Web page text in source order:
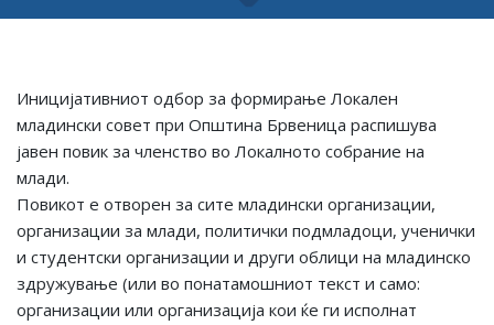
Иницијативниот одбор за формирање Локален
младински совет при Општина Брвеница распишува
јавен повик за членство во Локалното собрание на
млади.
Повикот е отворен за сите младински организации,
организации за млади, политички подмладоци, ученички
и студентски организации и други облици на младинско
здружување (или во понатамошниот текст и само:
организации или организација кои ќе ги исполнат